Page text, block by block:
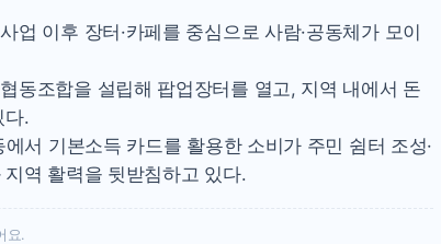
양주 가전제품 창고서 화재
종로·중구 오피스 78%가
법원, '관저 이전 봐주기 감
업 이후 장터·카페를 중심으로 사람·공동체가 모이
동조합을 설립해 팝업장터를 열고, 지역 내에서 돈
다.
에서 기본소득 카드를 활용한 소비가 주민 쉼터 조성·
역 활력을 뒷받침하고 있다.
요.